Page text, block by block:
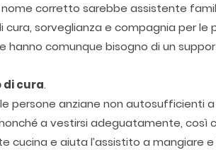
corretto sarebbe assistente
cura, sorveglianza e compagnia per
hanno comunque bisogno di un
di cura.
persone anziane non autosufficienti
a vestirsi adeguatamente, così
cucina e aiuta l’assistito a mangiare